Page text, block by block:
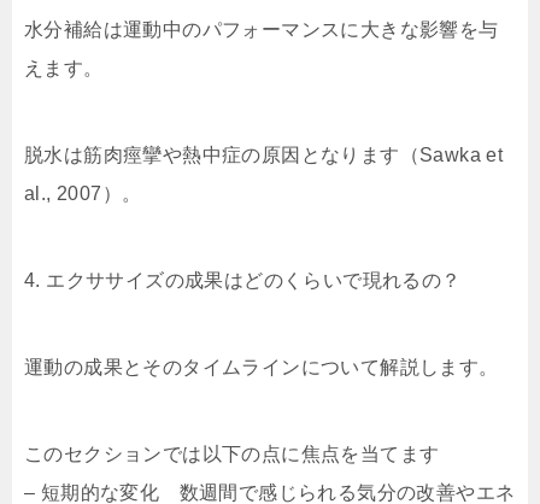
水分補給は運動中のパフォーマンスに大きな影響を与
えます。
脱水は筋肉痙攣や熱中症の原因となります（Sawka et
al., 2007）。
4. エクササイズの成果はどのくらいで現れるの？
運動の成果とそのタイムラインについて解説します。
このセクションでは以下の点に焦点を当てます
– 短期的な変化 数週間で感じられる気分の改善やエネ